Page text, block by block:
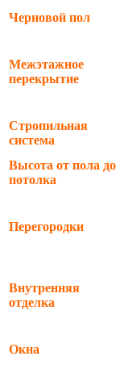
Черновой пол
Межэтажное
перекрытие
Стропильная
система
Высота от пола до
потолка
Перегородки
Внутренняя
отделка
Окна